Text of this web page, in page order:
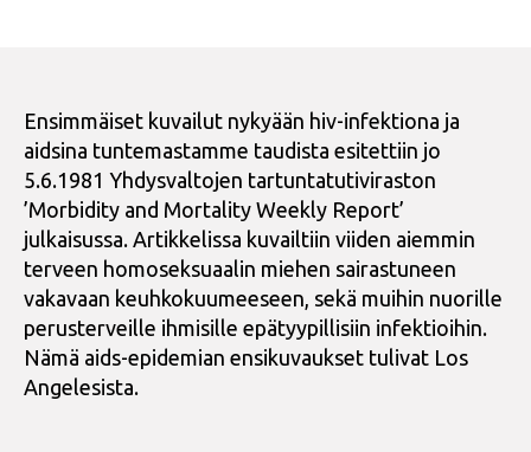
Ensimmäiset kuvailut nykyään hiv-infektiona ja
aidsina tuntemastamme taudista esitettiin jo
5.6.1981 Yhdysvaltojen tartuntatutiviraston
’Morbidity and Mortality Weekly Report’
julkaisussa. Artikkelissa kuvailtiin viiden aiemmin
terveen homoseksuaalin miehen sairastuneen
vakavaan keuhkokuumeeseen, sekä muihin nuorille
perusterveille ihmisille epätyypillisiin infektioihin.
Nämä aids-epidemian ensikuvaukset tulivat Los
Angelesista.